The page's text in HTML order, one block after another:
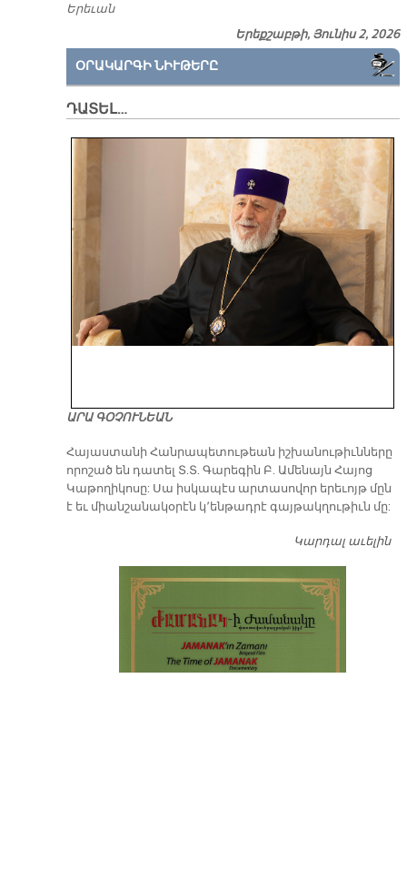
Երեւան
Երեքշաբթի, Յունիս 2, 2026
ՕՐԱԿԱՐԳԻ ՆԻՒԹԵՐԸ
ԴԱՏԵԼ…
ԱՐԱ ԳՕՉՈՒՆԵԱՆ
​Հայաստանի Հանրապետութեան իշխանութիւնները
որոշած են դատել Տ.Տ. Գարեգին Բ. Ամենայն Հայոց
Կաթողիկոսը: Սա իսկապէս արտասովոր երեւոյթ մըն
է եւ միանշանակօրէն կ՚ենթադրէ գայթակղութիւն մը:
Կարդալ աւելին